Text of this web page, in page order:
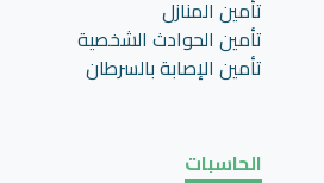
تأمين المنازل
تأمين الحوادث الشخصية
تأمين اﻹصابة بالسرطان
الحاسبات